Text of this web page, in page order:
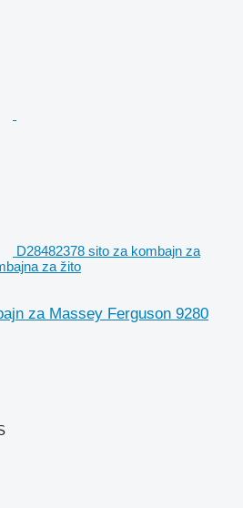
D28482378 sito za kombajn za
za žito
za Massey Ferguson 9280